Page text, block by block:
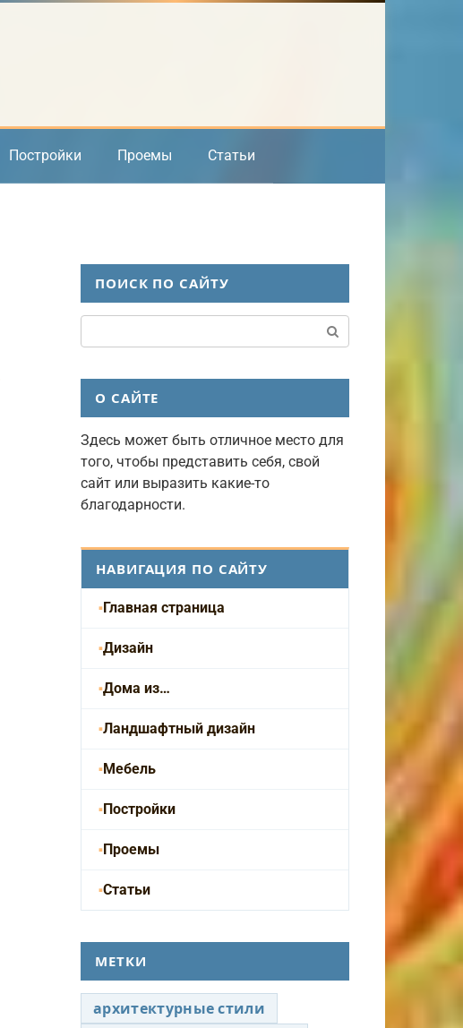
Постройки Проемы Статьи
ПОИСК ПО САЙТУ
О САЙТЕ
Здесь может быть отличное место для
того, чтобы представить себя, свой
сайт или выразить какие-то
благодарности.
НАВИГАЦИЯ ПО САЙТУ
Главная страница
Дизайн
Дома из…
Ландшафтный дизайн
Мебель
Постройки
Проемы
Статьи
МЕТКИ
архитектурные стили